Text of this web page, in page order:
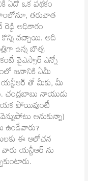
ఏదో ఒక పథకం
తరువాత
అధికారం
కొన్ని వచ్చాయి. అది
ఉన్న బొత్స
వైఎస్సార్ ఎన్నో
జనానికి ఏమీ
యన్టీఆర్ తో మీకు, మీ
నాయుడు
పోయివుంటే
అనుకున్నా)
ఉండేవారు?
ఈ ఆలోచన
యన్టీఆర్ ను